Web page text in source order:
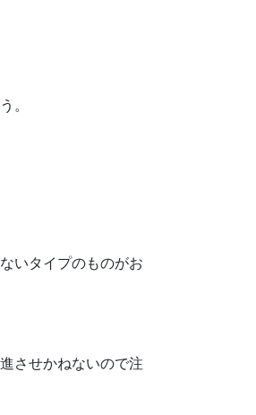
。
いタイプのものがお
させかねないので注